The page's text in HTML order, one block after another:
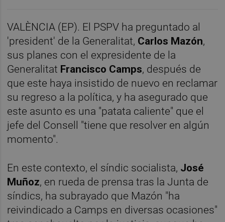
VALÈNCIA (EP). El PSPV ha preguntado al
'president' de la Generalitat, Carlos Mazón,
sus planes con el expresidente de la
Generalitat Francisco Camps, después de
que este haya insistido de nuevo en reclamar
su regreso a la política, y ha asegurado que
este asunto es una "patata caliente" que el
jefe del Consell "tiene que resolver en algún
momento".
En este contexto, el síndic socialista, José
Muñoz, en rueda de prensa tras la Junta de
síndics, ha subrayado que Mazón "ha
reivindicado a Camps en diversas ocasiones"